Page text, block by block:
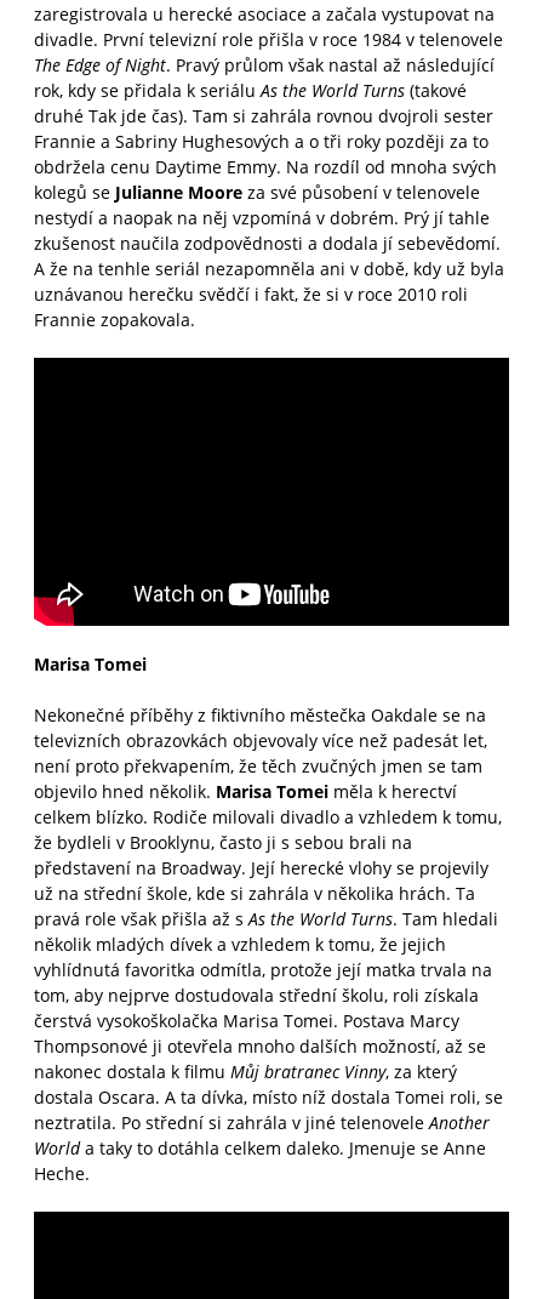
zaregistrovala u herecké asociace a začala vystupovat na
divadle. První televizní role přišla v roce 1984 v telenovele
The Edge of Night. Pravý průlom však nastal až následující
rok, kdy se přidala k seriáluAs the World Turns (takové
druhé Tak jde čas). Tam si zahrála rovnou dvojroli sester
Frannie a Sabriny Hughesových a o tři roky později za to
obdržela cenu Daytime Emmy. Na rozdíl od mnoha svých
kolegů se Julianne Moore za své působení v telenovele
nestydí a naopak na něj vzpomíná v dobrém. Prý jí tahle
zkušenost naučila zodpovědnosti a dodala jí sebevědomí.
A že na tenhle seriál nezapomněla ani v době, kdy už byla
uznávanou herečku svědčí i fakt, že si v roce 2010 roli
Frannie zopakovala.
Marisa Tomei
Nekonečné příběhy z fiktivního městečka Oakdale se na
televizních obrazovkách objevovaly více než padesát let,
není proto překvapením, že těch zvučných jmen se tam
objevilo hned několik. Marisa Tomei měla k herectví
celkem blízko. Rodiče milovali divadlo a vzhledem k tomu,
že bydleli v Brooklynu, často ji s sebou brali na
představení na Broadway. Její herecké vlohy se projevily
už na střední škole, kde si zahrála v několika hrách. Ta
pravá role však přišla až s As the World Turns. Tam hledali
několik mladých dívek a vzhledem k tomu, že jejich
vyhlídnutá favoritka odmítla, protože její matka trvala na
tom, aby nejprve dostudovala střední školu, roli získala
čerstvá vysokoškolačka Marisa Tomei. Postava Marcy
Thompsonové ji otevřela mnoho dalších možností, až se
nakonec dostala k filmu Můj bratranec Vinny, za který
dostala Oscara. A ta dívka, místo níž dostala Tomei roli, se
neztratila. Po střední si zahrála v jiné telenovele Another
Worlda taky to dotáhla celkem daleko. Jmenuje se Anne
Heche.